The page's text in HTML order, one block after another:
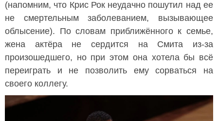
(напомним, что Крис Рок неудачно пошутил над ее
не смертельным заболеванием, вызывающее
облысение). По словам приближённого к семье,
жена актёра не сердится на Смита из-за
произошедшего, но при этом она хотела бы всё
переиграть и не позволить ему сорваться на
своего коллегу.